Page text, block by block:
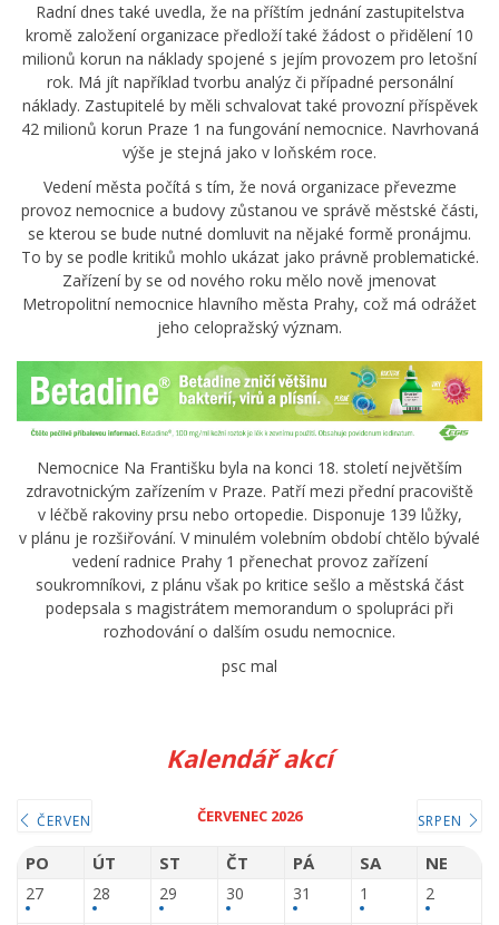
Radní dnes také uvedla, že na příštím jednání zastupitelstva
kromě založení organizace předloží také žádost o přidělení 10
milionů korun na náklady spojené s jejím provozem pro letošní
rok. Má jít například tvorbu analýz či případné personální
náklady. Zastupitelé by měli schvalovat také provozní příspěvek
42 milionů korun Praze 1 na fungování nemocnice. Navrhovaná
výše je stejná jako v loňském roce.
Vedení města počítá s tím, že nová organizace převezme
provoz nemocnice a budovy zůstanou ve správě městské části,
se kterou se bude nutné domluvit na nějaké formě pronájmu.
To by se podle kritiků mohlo ukázat jako právně problematické.
Zařízení by se od nového roku mělo nově jmenovat
Metropolitní nemocnice hlavního města Prahy, což má odrážet
jeho celopražský význam.
Nemocnice Na Františku byla na konci 18. století největším
zdravotnickým zařízením v Praze. Patří mezi přední pracoviště
v léčbě rakoviny prsu nebo ortopedie. Disponuje 139 lůžky,
v plánu je rozšiřování. V minulém volebním období chtělo bývalé
vedení radnice Prahy 1 přenechat provoz zařízení
soukromníkovi, z plánu však po kritice sešlo a městská část
podepsala s magistrátem memorandum o spolupráci při
rozhodování o dalším osudu nemocnice.
psc mal
Kalendář akcí
ČERVEN ČERVENEC 2026 SRPEN
PO ÚT ST ČT PÁ SA NE
27 28 29 30 31 1 2